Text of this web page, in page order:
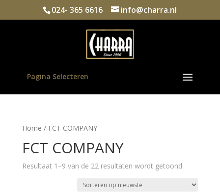
024- 365 6616 info@charra.nl
Pagina Selecteren
Home / FCT COMPANY
FCT COMPANY
Resultaat 1–9 van de 22 resultaten wordt getoondGesorteerd
nieuwste